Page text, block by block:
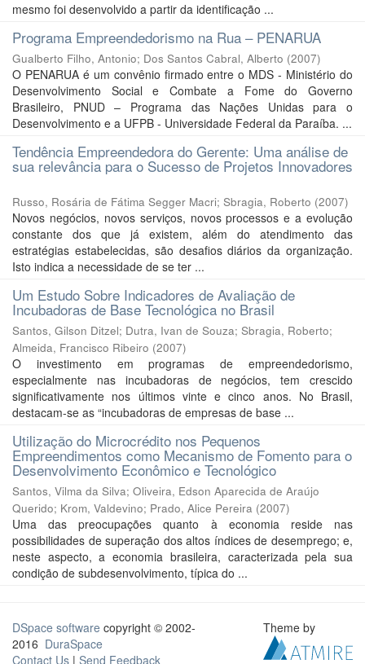
mesmo foi desenvolvido a partir da identificação ...
Programa Empreendedorismo na Rua – PENARUA
Gualberto Filho, Antonio; Dos Santos Cabral, Alberto (2007)
O PENARUA é um convênio firmado entre o MDS - Ministério do
Desenvolvimento Social e Combate a Fome do Governo
Brasileiro, PNUD – Programa das Nações Unidas para o
Desenvolvimento e a UFPB - Universidade Federal da Paraíba. ...
Tendência Empreendedora do Gerente: Uma análise de
sua relevância para o Sucesso de Projetos Innovadores
Russo, Rosária de Fátima Segger Macri; Sbragia, Roberto (2007)
Novos negócios, novos serviços, novos processos e a evolução
constante dos que já existem, além do atendimento das
estratégias estabelecidas, são desafios diários da organização.
Isto indica a necessidade de se ter ...
Um Estudo Sobre Indicadores de Avaliação de
Incubadoras de Base Tecnológica no Brasil
Santos, Gilson Ditzel; Dutra, Ivan de Souza; Sbragia, Roberto;
Almeida, Francisco Ribeiro (2007)
O investimento em programas de empreendedorismo,
especialmente nas incubadoras de negócios, tem crescido
significativamente nos últimos vinte e cinco anos. No Brasil,
destacam-se as “incubadoras de empresas de base ...
Utilização do Microcrédito nos Pequenos
Empreendimentos como Mecanismo de Fomento para o
Desenvolvimento Econômico e Tecnológico
Santos, Vilma da Silva; Oliveira, Edson Aparecida de Araújo
Querido; Krom, Valdevino; Prado, Alice Pereira (2007)
Uma das preocupações quanto à economia reside nas
possibilidades de superação dos altos índices de desemprego; e,
neste aspecto, a economia brasileira, caracterizada pela sua
condição de subdesenvolvimento, típica do ...
DSpace software copyright © 2002-
2016 DuraSpace
Contact Us | Send Feedback
Theme by